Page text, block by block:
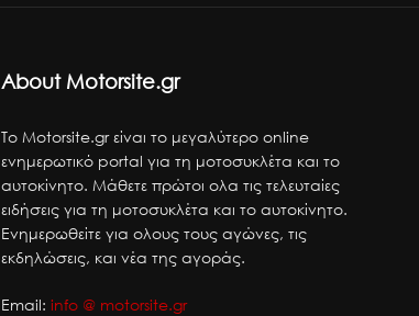
About Motorsite.gr
Το Motorsite.gr είναι το μεγαλύτερο online
ενημερωτικό portal για τη μοτοσυκλέτα και το
αυτοκίνητο. Μάθετε πρώτοι ολα τις τελευταίες
ειδήσεις για τη μοτοσυκλέτα και το αυτοκίνητο.
Ενημερωθείτε για ολους τους αγώνες, τις
εκδηλώσεις, και νέα της αγοράς.
Email:info @ motorsite.gr